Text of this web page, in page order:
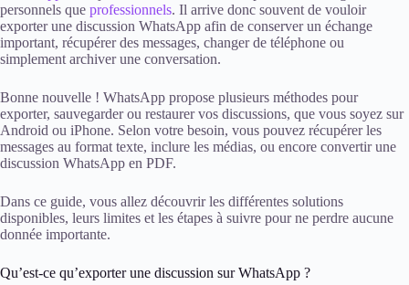
Gemini
Claude
Perplexity
personnels que professionnels. Il arrive donc souvent de vouloir
exporter une discussion WhatsApp afin de conserver un échange
important, récupérer des messages, changer de téléphone ou
simplement archiver une conversation.
Bonne nouvelle ! WhatsApp propose plusieurs méthodes pour
exporter, sauvegarder ou restaurer vos discussions, que vous soyez sur
Android ou iPhone. Selon votre besoin, vous pouvez récupérer les
messages au format texte, inclure les médias, ou encore convertir une
discussion WhatsApp en PDF.
Dans ce guide, vous allez découvrir les différentes solutions
disponibles, leurs limites et les étapes à suivre pour ne perdre aucune
donnée importante.
Qu’est-ce qu’exporter une discussion sur WhatsApp ?